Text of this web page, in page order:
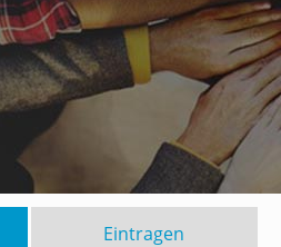
Eintragen